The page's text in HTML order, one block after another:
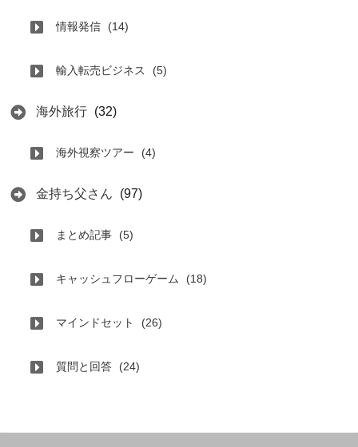
情報発信 (14)
輸入転売ビジネス (5)
海外旅行 (32)
海外視察ツアー (4)
金持ち父さん (97)
まとめ記事 (5)
キャッシュフローゲーム (18)
マインドセット (26)
質問と回答 (24)